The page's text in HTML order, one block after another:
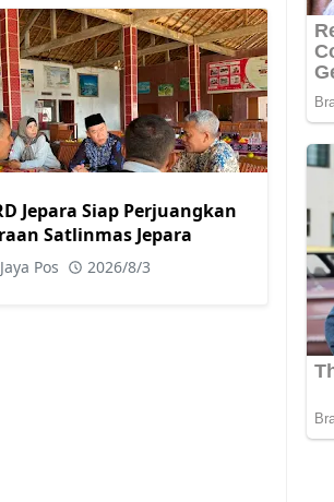
Jepara Siap Perjuangkan
Satlinmas Jepara
Pos 2026/8/3